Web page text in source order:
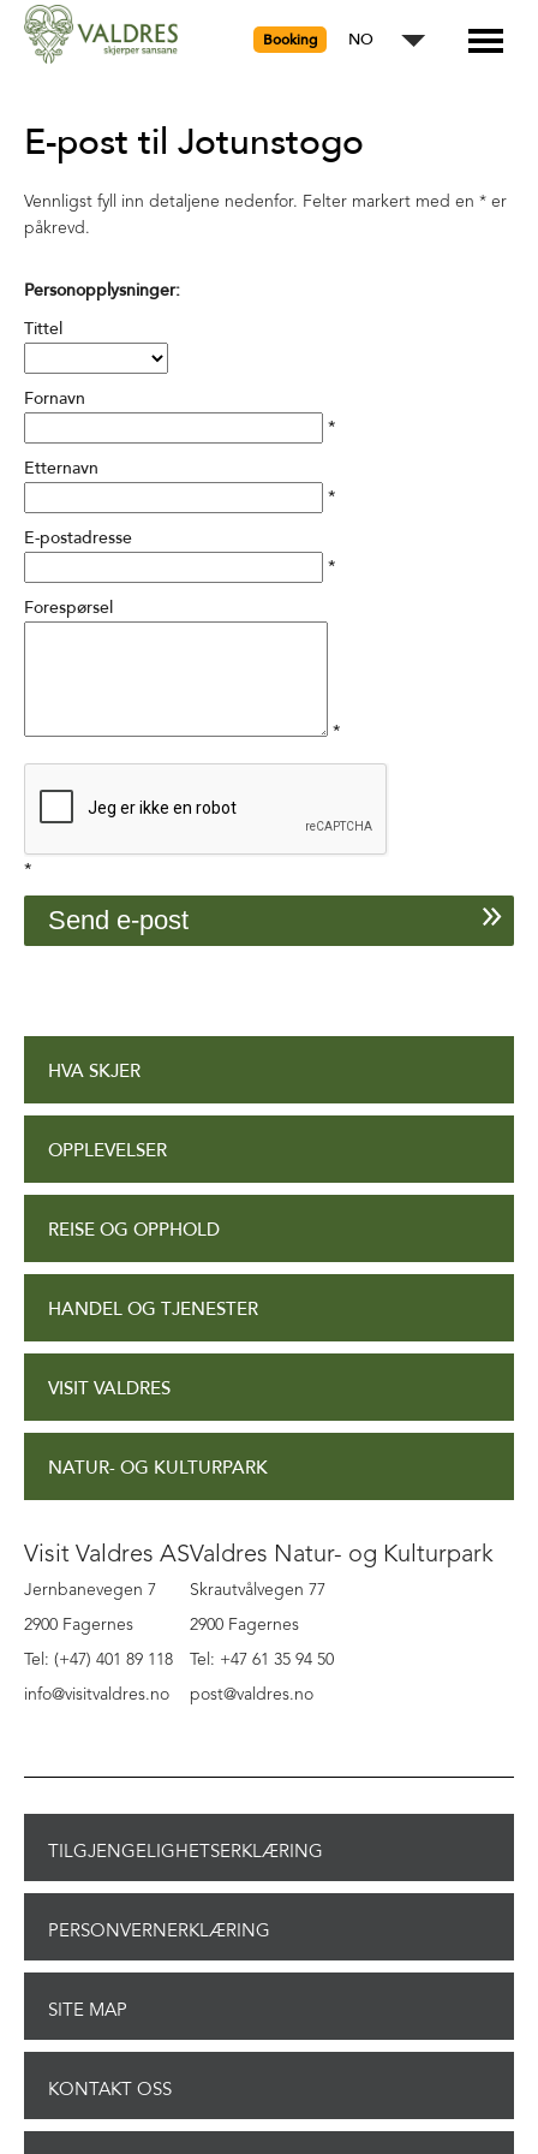
Booking NO
E-post til Jotunstogo
Vennligst fyll inn detaljene nedenfor. Felter markert med en * er
påkrevd.
Personopplysninger:
Tittel
Fornavn
*
Etternavn
*
E-postadresse
*
Forespørsel
*
*
HVA SKJER
OPPLEVELSER
REISE OG OPPHOLD
HANDEL OG TJENESTER
VISIT VALDRES
NATUR- OG KULTURPARK
Visit Valdres AS
Jernbanevegen 7
2900 Fagernes
Tel: (+47) 401 89 118
info@visitvaldres.no
Valdres Natur- og Kulturpark
Skrautvålvegen 77
2900 Fagernes
Tel: +47 61 35 94 50
post@valdres.no
TILGJENGELIGHETSERKLÆRING
PERSONVERNERKLÆRING
SITE MAP
KONTAKT OSS